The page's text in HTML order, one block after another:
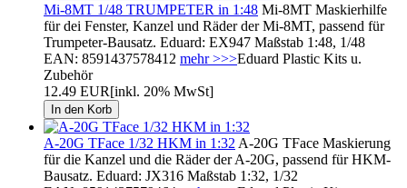
Mi-8MT 1/48 TRUMPETER in 1:48 Mi-8MT Maskierhilfe
für dei Fenster, Kanzel und Räder der Mi-8MT, passend für
Trumpeter-Bausatz. Eduard: EX947 Maßstab 1:48, 1/48
EAN: 8591437578412 mehr >>>Eduard Plastic Kits u.
Zubehör
12.49 EUR[inkl. 20% MwSt]
A-20G TFace 1/32 HKM in 1:32 A-20G TFace Maskierung
für die Kanzel und die Räder der A-20G, passend für HKM-
Bausatz. Eduard: JX316 Maßstab 1:32, 1/32